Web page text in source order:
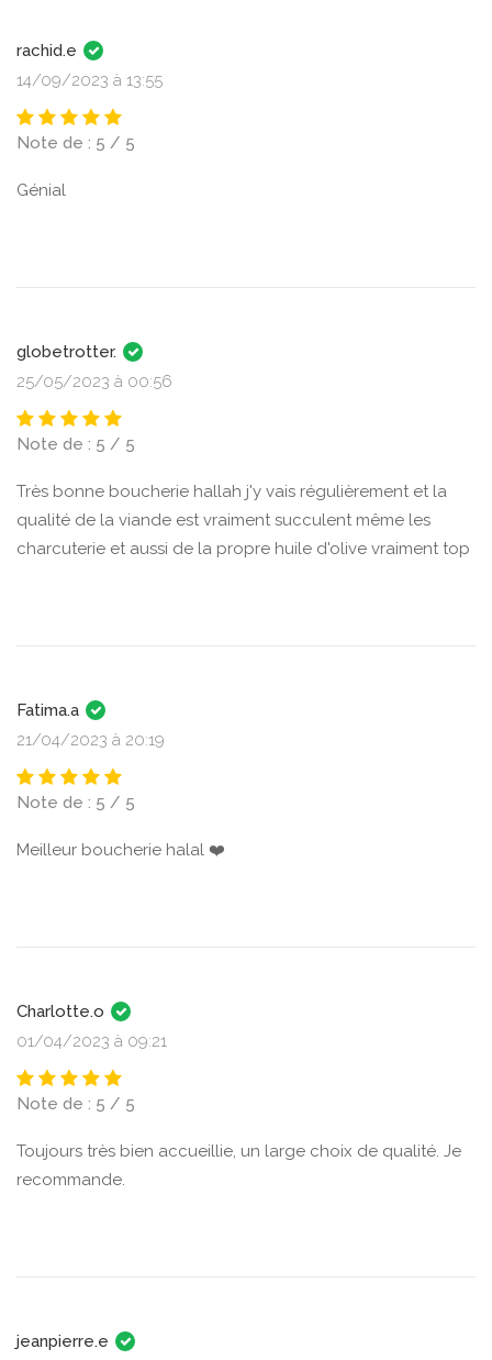
rachid.e
14/09/2023 à 13:55
Note de : 5 / 5
Génial
globetrotter.
25/05/2023 à 00:56
Note de : 5 / 5
Très bonne boucherie hallah j'y vais régulièrement et la
qualité de la viande est vraiment succulent même les
charcuterie et aussi de la propre huile d'olive vraiment top
Fatima.a
21/04/2023 à 20:19
Note de : 5 / 5
Meilleur boucherie halal ❤️
Charlotte.o
01/04/2023 à 09:21
Note de : 5 / 5
Toujours très bien accueillie, un large choix de qualité. Je
recommande.
jeanpierre.e